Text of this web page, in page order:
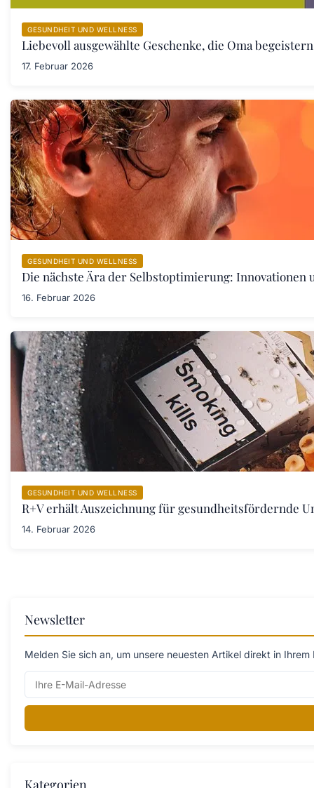
GESUNDHEIT UND WELLNESS
Liebevoll ausgewählte Geschenke, die Oma
17. Februar 2026
GESUNDHEIT UND WELLNESS
Die nächste Ära der Selbstoptimierung:
16. Februar 2026
GESUNDHEIT UND WELLNESS
R+V erhält Auszeichnung für gesundheitsfördernde
14. Februar 2026
Newsletter
Melden Sie sich an, um unsere neuesten Artikel direkt in
Kategorien